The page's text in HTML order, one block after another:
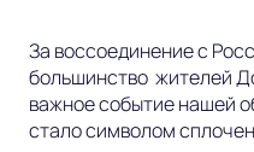
За воссоединение с
большинство жителей
важное событие нашей
стало символом